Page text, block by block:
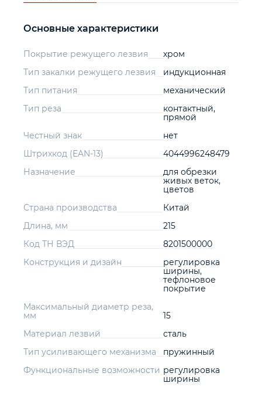
Основные характеристики
Покрытие режущего лезвия
хром
Тип закалки режущего лезвия
индукционная
Тип питания
механический
Тип реза
контактный,
прямой
Честный знак
нет
Штрихкод (EAN-13)
4044996248479
Назначение
для обрезки
живых веток,
цветов
Страна производства
Китай
Длина, мм
215
Код ТН ВЭД
8201500000
Конструкция и дизайн
регулировка
ширины,
тефлоновое
покрытие
Максимальный диаметр реза,
мм
15
Материал лезвий
сталь
Тип усиливающего механизма
пружинный
Функциональные возможности регулировка
ширины